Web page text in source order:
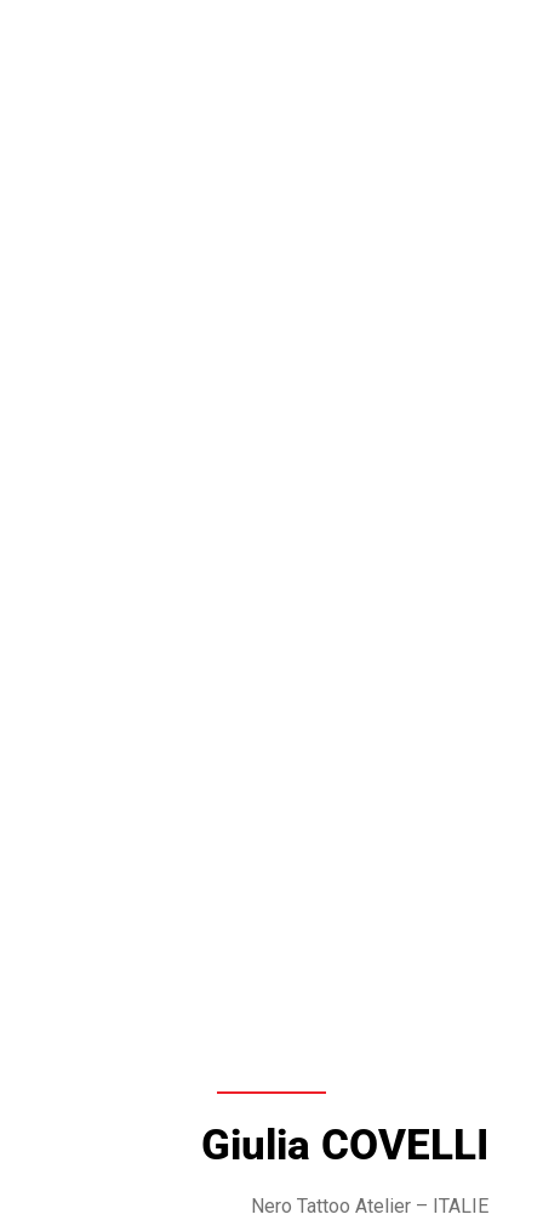
Giulia COVELLI
Nero Tattoo Atelier – ITALIE